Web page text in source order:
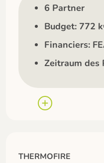
6 Partner
Budget: 772
Financiers:
Zeitraum des
THERMOFIRE